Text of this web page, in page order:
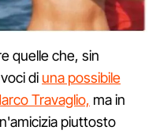
quelle che, sin
di una possibile
Travaglio, ma in
piuttosto